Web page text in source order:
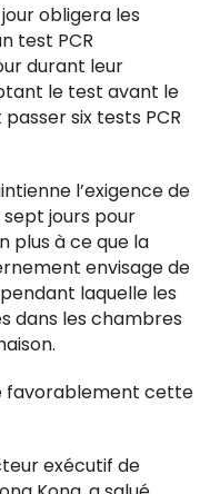
obligera les
test PCR
durant leur
le test avant le
six tests PCR
l’exigence de
jours pour
plus à ce que la
envisage de
laquelle les
dans les chambres
favorablement cette
exécutif de